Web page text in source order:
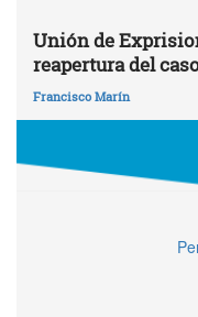
Unión de
reapertura del
Francisco Marín